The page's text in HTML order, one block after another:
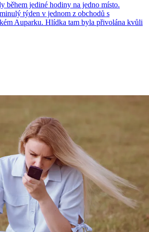
během jediné hodiny na jedno místo.
týden v jednom z obchodů s
Auparku. Hlídka tam byla přivolána kvůli